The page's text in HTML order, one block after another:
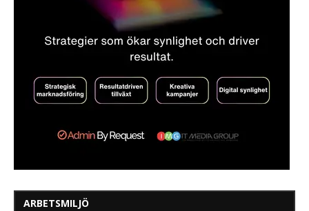
ARBETSMILJÖ